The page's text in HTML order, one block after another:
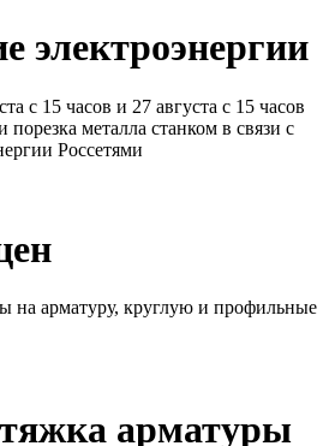
электроэнергии
с 15 часов и 27 августа с 15 часов
порезка металла станком в связи с
Россетями
на арматуру, круглую и профильные
арматуры